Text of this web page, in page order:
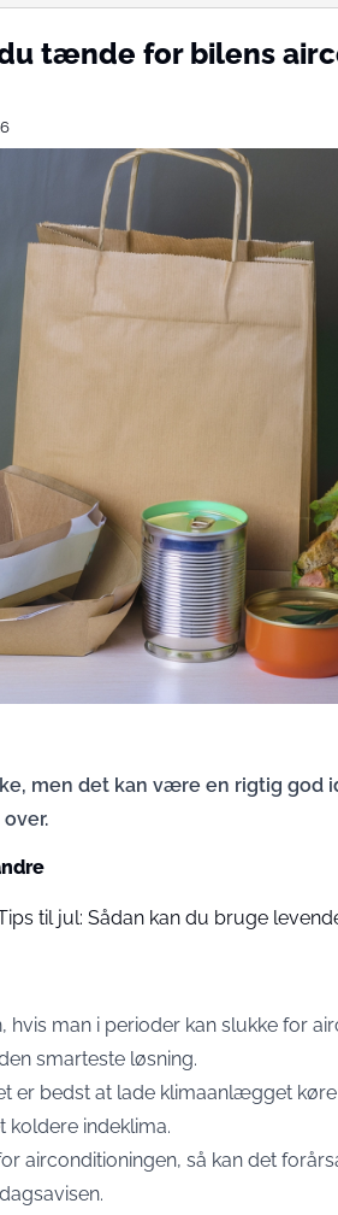
tænde for bilens
men det kan være en rigtig god
til jul: Sådan kan du bruge
hvis man i perioder kan slukke for
smarteste løsning.
er bedst at lade klimaanlægget
koldere indeklima.
airconditioningen, så kan det